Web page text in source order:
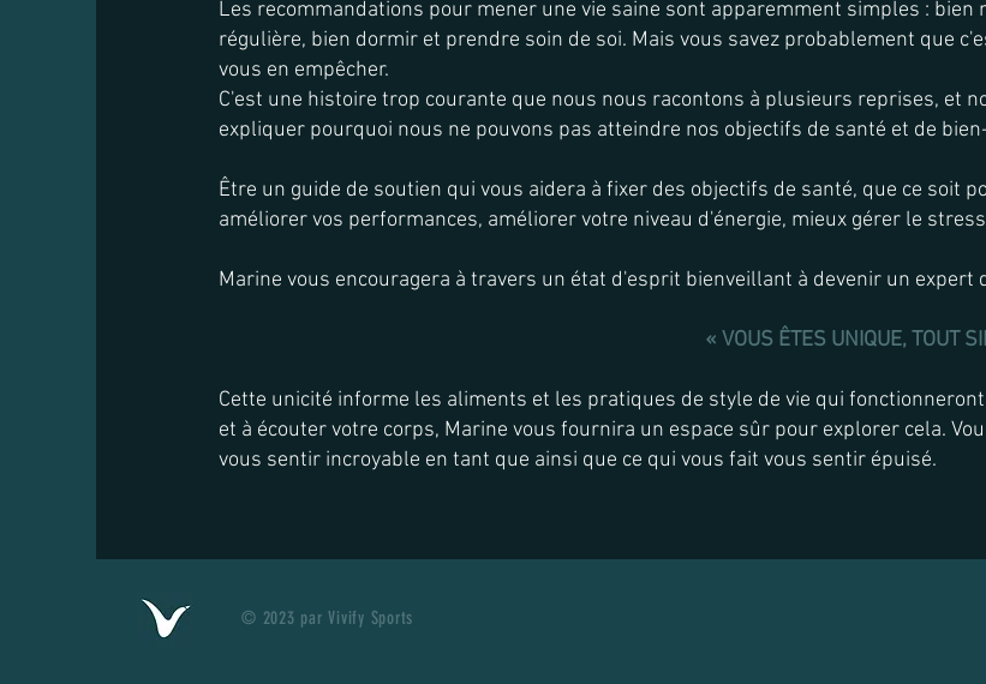
Les recommandations pour mener une vie saine sont apparemment simples : bien
régulière, bien dormir et prendre soin de soi. Mais vous savez probablement que
vous en empêcher.
C'est une histoire trop courante que nous nous racontons à plusieurs reprises, et
expliquer pourquoi nous ne pouvons pas atteindre nos objectifs de santé et de
Être un guide de soutien qui vous aidera à fixer des objectifs de santé, que ce soit
améliorer vos performances, améliorer votre niveau d'énergie, mieux gérer le
Marine vous encouragera à travers un état d'esprit bienveillant à devenir un expert
« VOUS ÊTES UNIQUE, TOUT
Cette unicité informe les aliments et les pratiques de style de vie qui
et à écouter votre corps, Marine vous fournira un espace sûr pour explorer cela.
vous sentir incroyable en tant que ainsi que ce qui vous fait vous sentir épuisé.
© 2023 par Vivify Sports